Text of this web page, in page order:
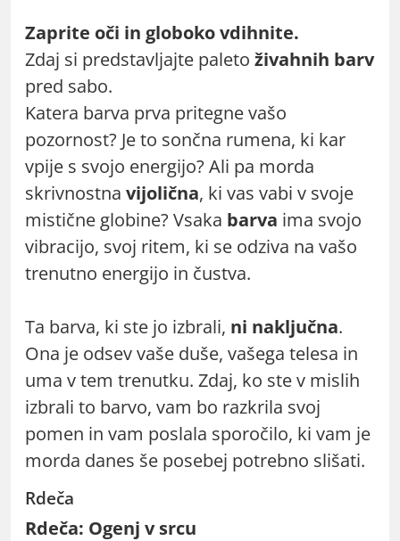
Zaprite oči in globoko vdihnite.
Zdaj si predstavljajte paleto živahnih barv
pred sabo.
Katera barva prva pritegne vašo
pozornost? Je to sončna rumena, ki kar
vpije s svojo energijo? Ali pa morda
skrivnostna vijolična, ki vas vabi v svoje
mistične globine? Vsaka barva ima svojo
vibracijo, svoj ritem, ki se odziva na vašo
trenutno energijo in čustva.
Ta barva, ki ste jo izbrali, ni naključna.
Ona je odsev vaše duše, vašega telesa in
uma v tem trenutku. Zdaj, ko ste v mislih
izbrali to barvo, vam bo razkrila svoj
pomen in vam poslala sporočilo, ki vam je
morda danes še posebej potrebno slišati.
Rdeča
Rdeča: Ogenj v srcu